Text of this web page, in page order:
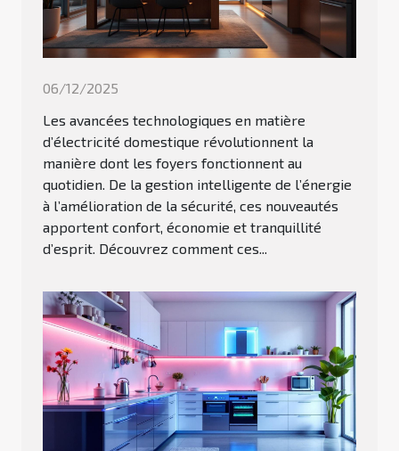
06/12/2025
Les avancées technologiques en matière
d’électricité domestique révolutionnent la
manière dont les foyers fonctionnent au
quotidien. De la gestion intelligente de l’énergie
à l’amélioration de la sécurité, ces nouveautés
apportent confort, économie et tranquillité
d’esprit. Découvrez comment ces...